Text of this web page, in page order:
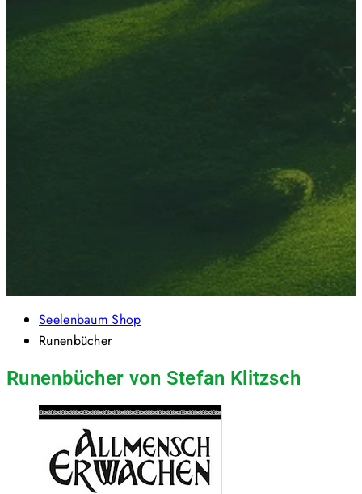
Seelenbaum Shop
Runenbücher
Runenbücher von Stefan Klitzsch